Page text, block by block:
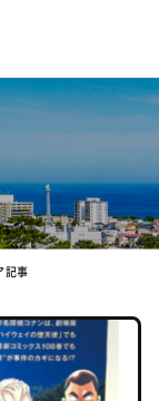
記事